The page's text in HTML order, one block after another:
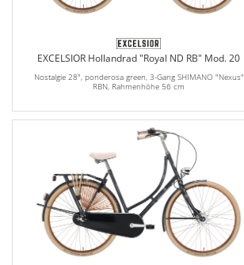
EXCELSIOR Hollandrad "Royal ND RB" Mod. 20
Nostalgie 28", ponderosa green, 3-Gang SHIMANO "Nexus"
RBN, Rahmenhöhe 56 cm